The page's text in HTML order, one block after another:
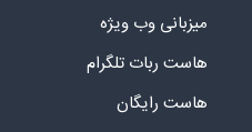
میزبانی وب ویژه
هاست ربات تلگرام
هاست رایگان